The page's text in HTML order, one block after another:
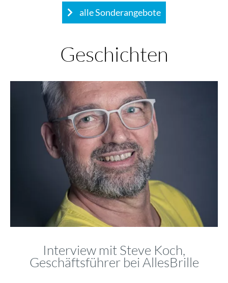
alle Sonderangebote
Geschichten
Interview mit Steve Koch,
Geschäftsführer bei AllesBrille